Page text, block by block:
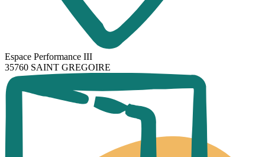
Espace Performance III
35760 SAINT GREGOIRE